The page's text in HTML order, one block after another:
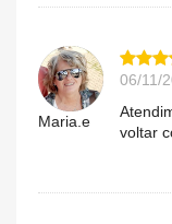
Maria.e
06/11/
voltar